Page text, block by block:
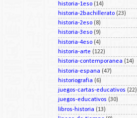
historia-1eso (14)
historia-2bachillerato (23)
historia-2eso (8)
historia-3eso (9)
historia-4eso (4)
historia-arte (122)
historia-contemporanea (14)
historia-espana (47)
historiografia (6)
juegos-cartas-educativos (22)
juegos-educativos (30)
libros-historia (13)